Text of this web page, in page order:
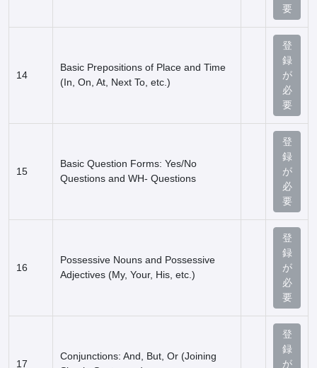
要
14
Basic Prepositions of Place and Time
(In, On, At, Next To, etc.)
登
録
が
必
要
15
Basic Question Forms: Yes/No
Questions and WH- Questions
登
録
が
必
要
16
Possessive Nouns and Possessive
Adjectives (My, Your, His, etc.)
登
録
が
必
要
17
Conjunctions: And, But, Or (Joining
登
録
が